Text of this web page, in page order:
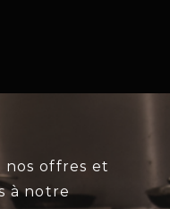
nos offres et
à notre